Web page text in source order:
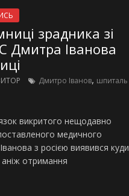
зрадника зі
Іванова
Дмитро Іванов, шпиталь
викритого нещодавно
медичного
з росією виявився куди
отримання